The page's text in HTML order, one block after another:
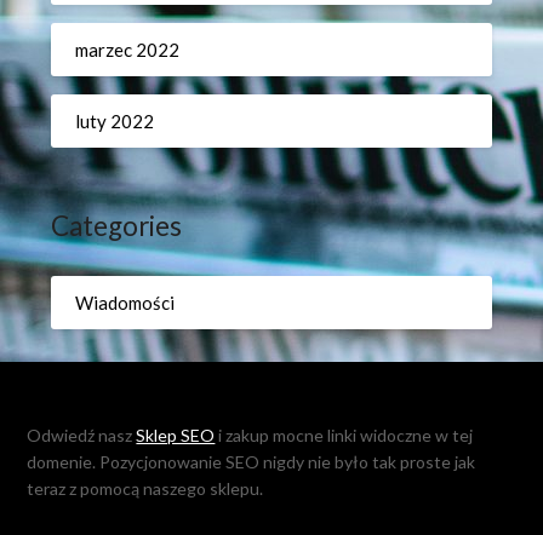
marzec 2022
luty 2022
Categories
Wiadomości
Odwiedź naszSklep SEO i zakup mocne linki widoczne w tej
domenie. Pozycjonowanie SEO nigdy nie było tak proste jak
teraz z pomocą naszego sklepu.